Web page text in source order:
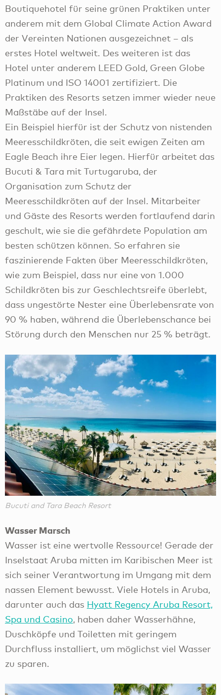
Boutiquehotel für seine grünen Praktiken unter
anderem mit dem Global Climate Action Award
der Vereinten Nationen ausgezeichnet – als
erstes Hotel weltweit. Des weiteren ist das
Hotel unter anderem LEED Gold, Green Globe
Platinum und ISO 14001 zertifiziert. Die
Praktiken des Resorts setzen immer wieder neue
Maßstäbe auf der Insel.
Ein Beispiel hierfür ist der Schutz von nistenden
Meeresschildkröten, die seit ewigen Zeiten am
Eagle Beach ihre Eier legen. Hierfür arbeitet das
Bucuti & Tara mit Turtugaruba, der
Organisation zum Schutz der
Meeresschildkröten auf der Insel. Mitarbeiter
und Gäste des Resorts werden fortlaufend darin
geschult, wie sie die gefährdete Population am
besten schützen können. So erfahren sie
faszinierende Fakten über Meeresschildkröten,
wie zum Beispiel, dass nur eine von 1.000
Schildkröten bis zur Geschlechtsreife überlebt,
dass ungestörte Nester eine Überlebensrate von
90 % haben, während die Überlebenschance bei
Störung durch den Menschen nur 25 % beträgt.
Bucuti and Tara Beach Resort
Wasser Marsch
Wasser ist eine wertvolle Ressource! Gerade der
Inselstaat Aruba mitten im Karibischen Meer ist
sich seiner Verantwortung im Umgang mit dem
nassen Element bewusst. Viele Hotels in Aruba,
darunter auch das Hyatt Regency Aruba Resort,
Spa und Casino, haben daher Wasserhähne,
Duschköpfe und Toiletten mit geringem
Durchfluss installiert, um möglichst viel Wasser
zu sparen.